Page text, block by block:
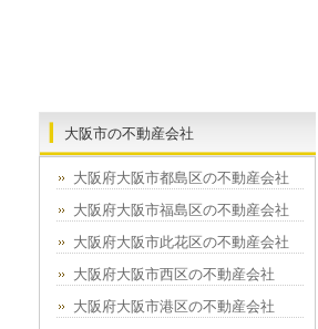
大阪市の不動産会社
大阪府大阪市都島区の不動産会社
大阪府大阪市福島区の不動産会社
大阪府大阪市此花区の不動産会社
大阪府大阪市西区の不動産会社
大阪府大阪市港区の不動産会社